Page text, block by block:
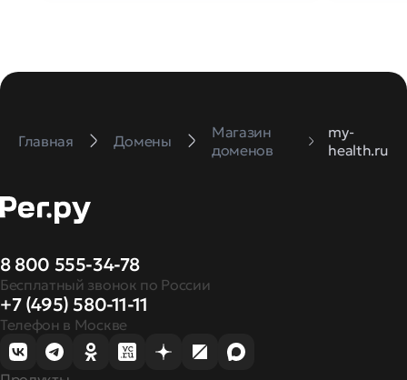
Главная Домены
Магазин
доменов
my-
health.ru
8 800 555-34-78
Бесплатный звонок по России
+7 (495) 580-11-11
Телефон в Москве